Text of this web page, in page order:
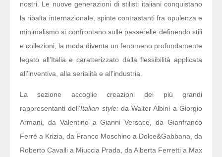
nostri. Le nuove generazioni di stilisti italiani conquistano
la ribalta internazionale, spinte contrastanti fra opulenza e
minimalismo si confrontano sulle passerelle definendo stili
e collezioni, la moda diventa un fenomeno profondamente
legato all’Italia e caratterizzato dalla flessibilità applicata
all’inventiva, alla serialità e all’industria.
La sezione accoglie creazioni dei più grandi
rappresentanti dell’Italian style:da Walter Albini a Giorgio
Armani, da Valentino a Gianni Versace, da Gianfranco
Ferré a Krizia, da Franco Moschino a Dolce&Gabbana, da
Roberto Cavalli a Miuccia Prada, da Alberta Ferretti a Max